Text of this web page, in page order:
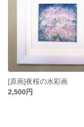
[原画]夜桜の水彩画
2,500円